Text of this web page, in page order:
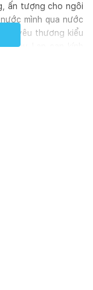
ấn tượng cho ngôi
mình qua nước
yêu thương kiểu
này. Lan can kính